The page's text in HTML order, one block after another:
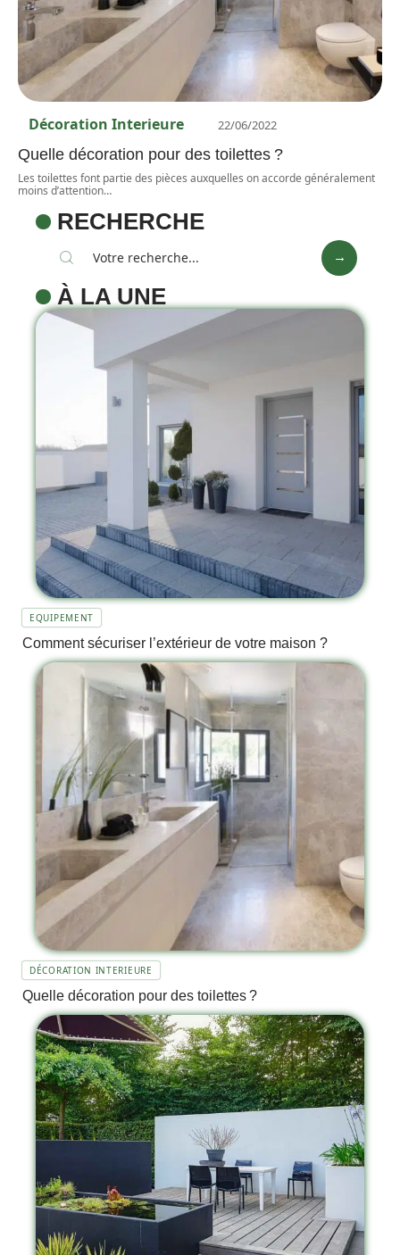
Décoration Interieure 22/06/2022
Quelle décoration pour des toilettes ?
Les toilettes font partie des pièces auxquelles on accorde généralement
moins d’attention…
RECHERCHE
À LA UNE
EQUIPEMENT
Comment sécuriser l’extérieur de votre maison ?
DÉCORATION INTERIEURE
Quelle décoration pour des toilettes ?